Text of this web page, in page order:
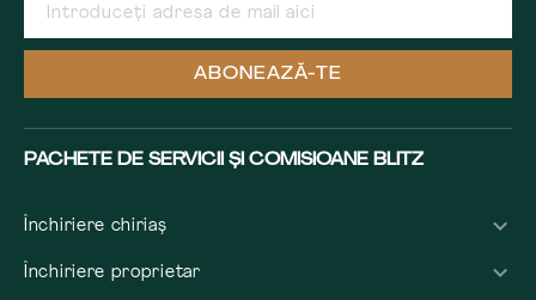
ABONEAZĂ-TE
PACHETE DE SERVICII ȘI COMISIOANE BLITZ
Închiriere chiriaș
Închiriere proprietar